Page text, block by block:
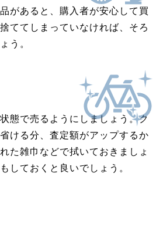
があると、購入者が安心して買
ててしまっていなければ、そろ
う。
態で売るようにしましょう。ク
ける分、査定額がアップするか
た雑巾などで拭いておきましょ
しておくと良いでしょう。